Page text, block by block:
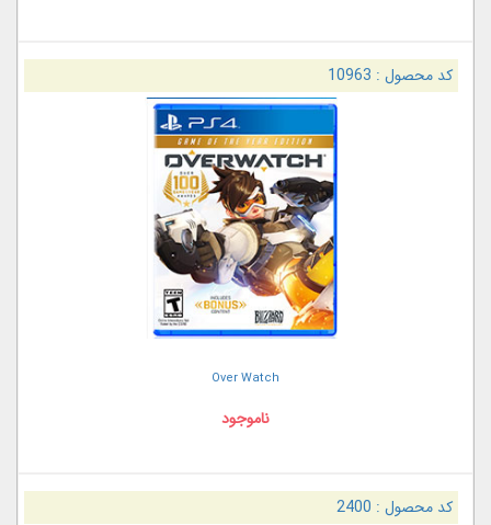
کد محصول : 10963
Over Watch
ناموجود
کد محصول : 2400